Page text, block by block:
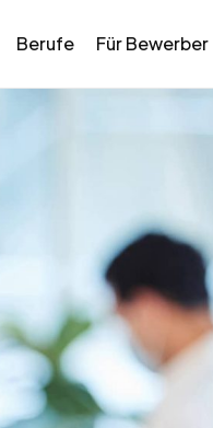
Berufe Für Bewerber